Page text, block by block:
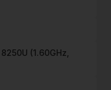
(1.60GHz,